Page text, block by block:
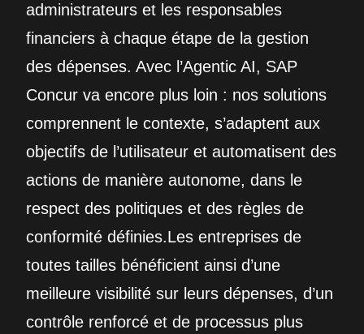
administrateurs et les responsables
financiers à chaque étape de la gestion
des dépenses. Avec l’Agentic AI, SAP
Concur va encore plus loin : nos solutions
comprennent le contexte, s’adaptent aux
objectifs de l’utilisateur et automatisent des
actions de manière autonome, dans le
respect des politiques et des règles de
conformité définies.Les entreprises de
toutes tailles bénéficient ainsi d’une
meilleure visibilité sur leurs dépenses, d’un
contrôle renforcé et de processus plus